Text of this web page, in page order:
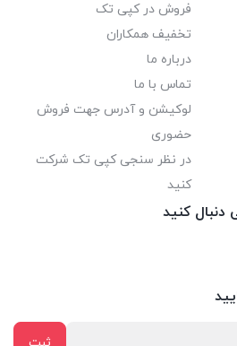
فروش در کپی تک
تخفیف همکاران
درباره ما
تماس با ما
لوکیشن و آدرس جهت فروش
حضوری
در نظر سنجی کپی تک شرکت
کنید
دنبال کنید